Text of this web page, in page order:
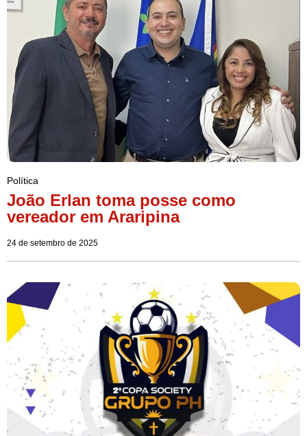
Política
João Erlan toma posse como
vereador em Araripina
24 de setembro de 2025